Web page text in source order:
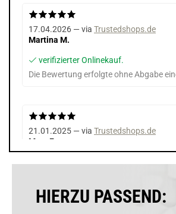
17.04.2026 — via Trustedshops.de
Martina M.
verifizierter Onlinekauf.
Die Bewertung erfolgte ohne Abgabe
21.01.2025 — via Trustedshops.de
Marc F.
HIERZU PASSEND: